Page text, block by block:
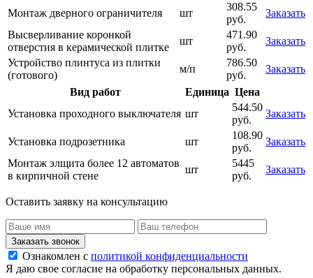
Монтаж дверного ограничителя шт
308.55
руб.
Заказать
Высверливание коронкой
отверстия в керамической плитке
шт
471.90
руб.
Заказать
Устройство плинтуса из плитки
(готового)
м/п
786.50
руб.
Заказать
Вид работ
Единица Цена
Установка проходного выключателя шт
544.50
руб.
Заказать
Установка подрозетника шт
108.90
руб.
Заказать
Монтаж элщита более 12 автоматов
в кирпичной стене
шт
5445
руб.
Заказать
Оставить заявку на консультацию
Заказать звонок
Ознакомлен с политикой конфиденциальности
Я даю свое согласие на обработку персональных данных.